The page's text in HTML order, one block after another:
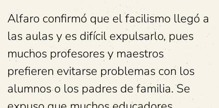
Alfaro confirmó que el facilismo llegó a
las aulas y es difícil expulsarlo, pues
muchos profesores y maestros
prefieren evitarse problemas con los
alumnos o los padres de familia. Se